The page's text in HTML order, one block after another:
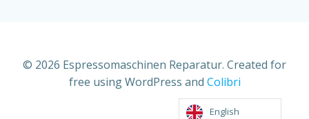
© 2026 Espressomaschinen Reparatur. Created for
free using WordPress and Colibri
English